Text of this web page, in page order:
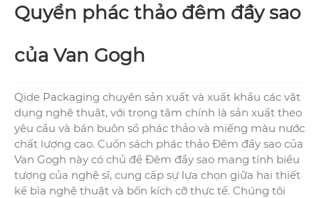
Quyển phác thảo đêm đầy sao
của Van Gogh
Qide Packaging chuyên sản xuất và xuất khẩu các vật
dụng nghệ thuật, với trọng tâm chính là sản xuất theo
yêu cầu và bán buôn sổ phác thảo và miếng màu nước
chất lượng cao. Cuốn sách phác thảo Đêm đầy sao của
Van Gogh này có chủ đề Đêm đầy sao mang tính biểu
tượng của nghệ sĩ, cung cấp sự lựa chọn giữa hai thiết
kế bìa nghệ thuật và bốn kích cỡ thực tế. Chúng tôi